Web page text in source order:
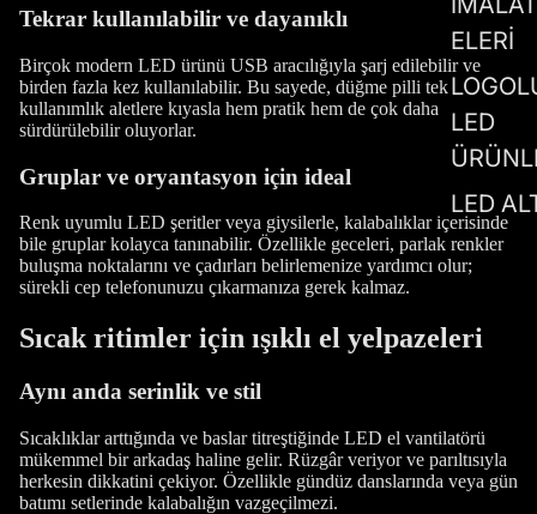
ELERİ
LED
LED
Tekrar kullanılabilir ve dayanıklı
Birçok modern LED ürünü USB aracılığıyla şarj edilebilir ve
birden fazla kez kullanılabilir. Bu sayede, düğme pilli tek
kullanımlık aletlere kıyasla hem pratik hem de çok daha
sürdürülebilir oluyorlar.
Gruplar ve oryantasyon için ideal
Renk uyumlu LED şeritler veya giysilerle, kalabalıklar içerisinde
bile gruplar kolayca tanınabilir. Özellikle geceleri, parlak renkler
buluşma noktalarını ve çadırları belirlemenize yardımcı olur;
sürekli cep telefonunuzu çıkarmanıza gerek kalmaz.
Sıcak ritimler için ışıklı el yelpazeleri
Aynı anda serinlik ve stil
Sıcaklıklar arttığında ve baslar titreştiğinde LED el vantilatörü
mükemmel bir arkadaş haline gelir. Rüzgâr veriyor ve parıltısıyla
herkesin dikkatini çekiyor. Özellikle gündüz danslarında veya gün
batımı setlerinde kalabalığın vazgeçilmezi.